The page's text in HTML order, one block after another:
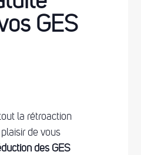
GES
la rétroaction
de vous
des GES